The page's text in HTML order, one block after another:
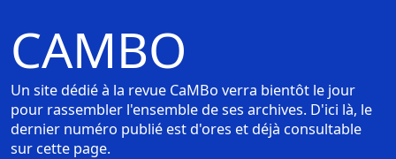
CAMBO
Un site dédié à la revue CaMBo verra bientôt le jour
pour rassembler l'ensemble de ses archives. D'ici là, le
dernier numéro publié est d'ores et déjà consultable
sur cette page.